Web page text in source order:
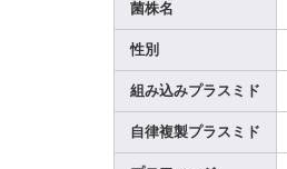
菌株名
性別
組み込みプラスミド
自律複製プラスミド